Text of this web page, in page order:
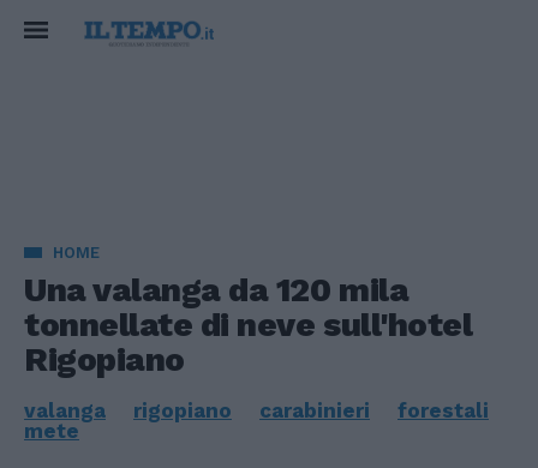
HOME
Una valanga da 120 mila
tonnellate di neve sull'hotel
Rigopiano
valanga rigopiano carabinieri
forestali
mete